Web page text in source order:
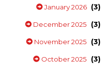
January 2026 (3)
December 2025 (3)
November 2025 (3)
October 2025 (3)